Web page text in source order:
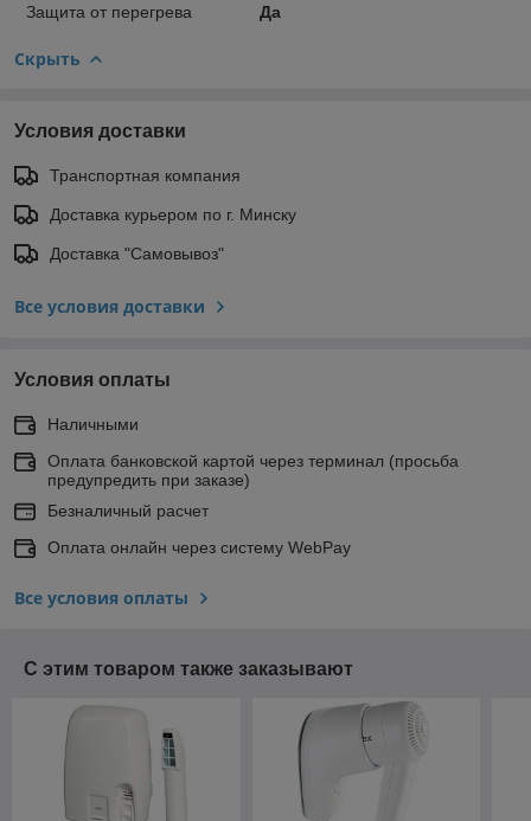
Защита от перегрева Да
Скрыть
Условия доставки
Транспортная компания
Доставка курьером по г. Минску
Доставка "Самовывоз"
Все условия доставки
Условия оплаты
Наличными
Оплата банковской картой через терминал (просьба
предупредить при заказе)
Безналичный расчет
Оплата онлайн через систему WebPay
Все условия оплаты
С этим товаром также заказывают